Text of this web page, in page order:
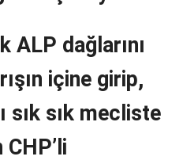
ALP dağlarını
içine girip,
sık sık mecliste